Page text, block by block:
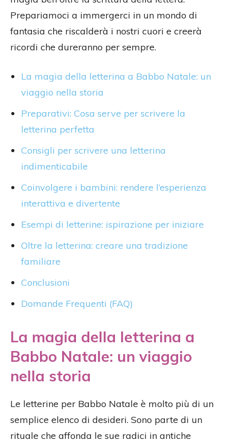
Prepariamoci a immergerci in un mondo di
fantasia che riscalderà i nostri cuori e creerà
ricordi che dureranno per sempre.
La magia della letterina a Babbo Natale: un
viaggio nella storia
Preparativi: Cosa serve per scrivere la
letterina perfetta
Consigli per scrivere una letterina
indimenticabile
Coinvolgere i bambini: rendere l’esperienza
interattiva e divertente
Esempi di letterine: ispirazione per iniziare
Oltre la letterina: creare una tradizione
familiare
Conclusioni
Domande Frequenti (FAQ)
La magia della letterina a
Babbo Natale: un viaggio
nella storia
Le letterine per Babbo Natale è molto più di un
semplice elenco di desideri. Sono parte di un
rituale che affonda le sue radici in antiche